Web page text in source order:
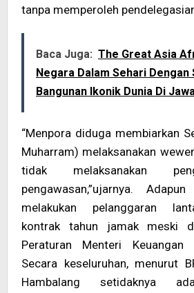
tanpa memperoleh
Baca Juga: The Great Asia
Negara Dalam Sehari Dengan
Bangunan Ikonik Dunia Di
“Menpora diduga membiarkan
Muharram) melaksanakan
tidak melaksanakan
pengawasan,”ujarnya.
melakukan pelanggaran
kontrak tahun jamak meski
Peraturan Menteri Keuangan
Secara keseluruhan, menurut
Hambalang setidaknya